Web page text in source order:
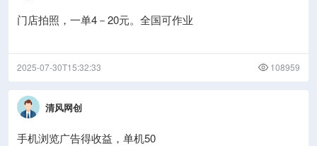
门店拍照，一单4－20元。全国可作业
2025-07-30T15:32:33 108959
清风网创
手机浏览广告得收益，单机50